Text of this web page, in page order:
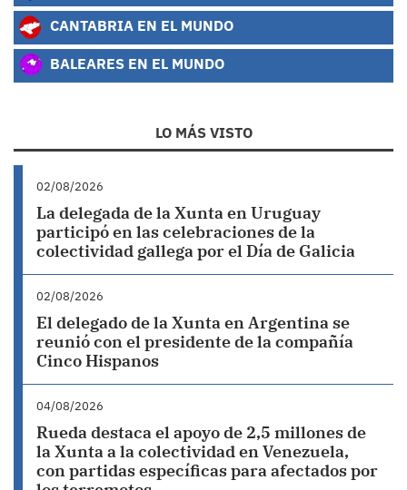
CANTABRIA EN EL MUNDO
BALEARES EN EL MUNDO
LO MÁS VISTO
02/08/2026
La delegada de la Xunta en Uruguay
participó en las celebraciones de la
colectividad gallega por el Día de Galicia
02/08/2026
El delegado de la Xunta en Argentina se
reunió con el presidente de la compañía
Cinco Hispanos
04/08/2026
Rueda destaca el apoyo de 2,5 millones de
la Xunta a la colectividad en Venezuela,
con partidas específicas para afectados por